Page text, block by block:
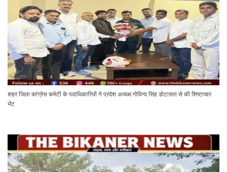
शहर जिला कांग्रेस कमेटी के पदाधिकारियों ने प्रदेश अध्यक्ष गोविन्द सिंह डोटासरा से की शिष्टाचार
भेंट